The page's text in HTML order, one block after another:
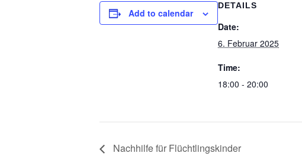
Add to calendar
DETAILS
Date:
6. Februar 2025
Time:
18:00 - 20:00
Nachhilfe für Flüchtlingskinder